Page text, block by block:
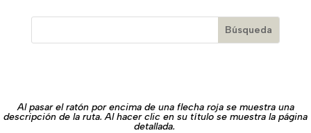
Al pasar el ratón por encima de una flecha roja se muestra una
descripción de la ruta. Al hacer clic en su título se muestra la página
detallada.